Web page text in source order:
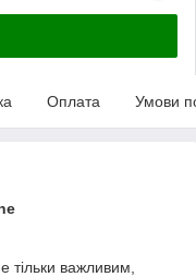
Оплата Умови
тільки важливим,